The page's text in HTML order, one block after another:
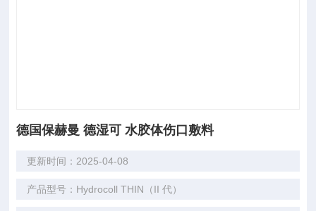
德国保赫曼 德湿可 水胶体伤口敷料
更新时间：2025-04-08
产品型号：Hydrocoll THIN（II 代）